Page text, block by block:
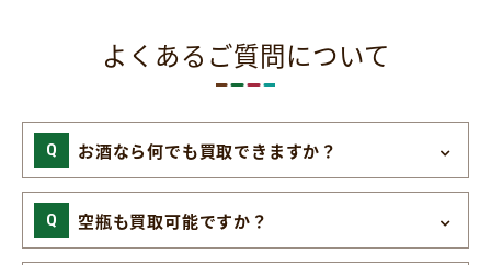
よくあるご質問について
お酒なら何でも買取できますか？
空瓶も買取可能ですか？